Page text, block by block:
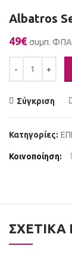
Albatros
49€ συμπ. ΦΠΑ
Σύγκριση
Κατηγορίες:
Κοινοποίηση
ΣΧΕΤΙΚΆ